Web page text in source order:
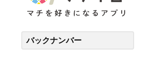
バックナンバー